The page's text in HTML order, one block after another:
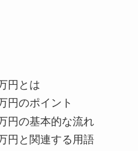
円とは
円のポイント
円の基本的な流れ
円と関連する用語